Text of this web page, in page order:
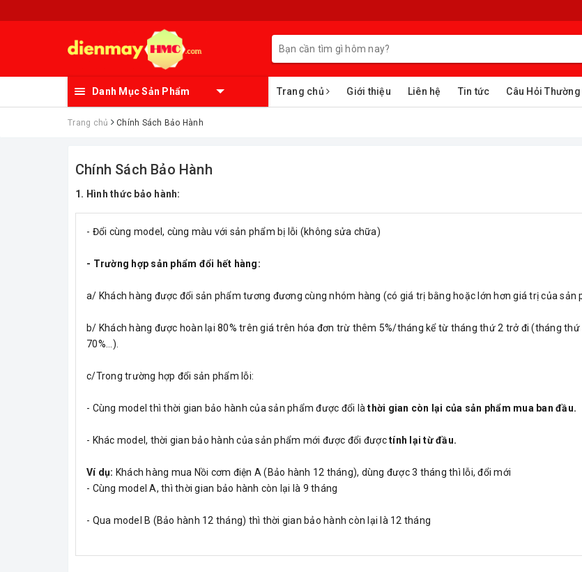
Danh Mục Sản Phẩm Trang chủ Giới thiệu Liên hệ Tin tức Câu Hỏi Thường
Trang chủ Chính Sách Bảo Hành
Chính Sách Bảo Hành
1. Hình thức bảo hành:
- Đổi cùng model, cùng màu với sản phẩm bị lỗi (không sửa chữa)
- Trường hợp sản phẩm đổi hết hàng:
a/ Khách hàng được đổi sản phẩm tương đương cùng nhóm hàng (có giá trị bằng hoặc lớn hơn giá trị của sản
b/ Khách hàng được hoàn lại 80% trên giá trên hóa đơn trừ thêm 5%/tháng kể từ tháng thứ 2 trở đi (tháng
70%...).
c/Trong trường hợp đổi sản phẩm lỗi:
- Cùng model thì thời gian bảo hành của sản phẩm được đổi làthời gian còn lại của sản phẩm mua ban đầu.
- Khác model, thời gian bảo hành của sản phẩm mới được đổi đượctính lại từ đầu.
Ví dụ: Khách hàng mua Nồi cơm điện A (Bảo hành 12 tháng), dùng được 3 tháng thì lỗi, đổi mới
- Cùng model A, thì thời gian bảo hành còn lại là 9 tháng
- Qua model B (Bảo hành 12 tháng) thì thời gian bảo hành còn lại là 12 tháng